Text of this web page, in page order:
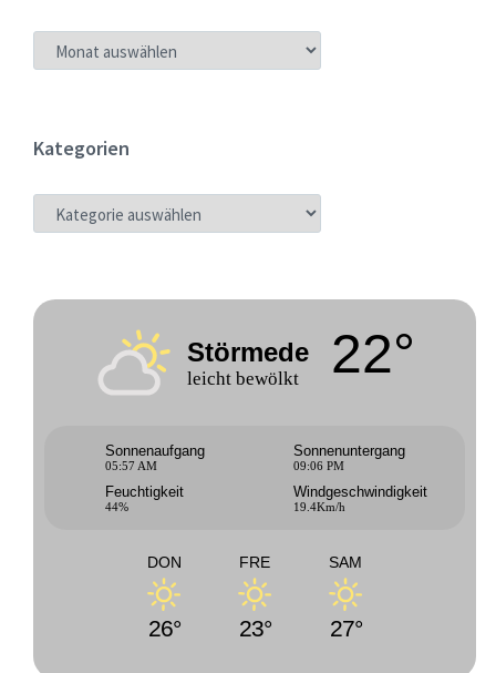
ARCHIV
Kategorien
KATEGORIEN
Störmede
leicht bewölkt 22°
Sonnenaufgang
05:57 AM
Sonnenuntergang
09:06 PM
Feuchtigkeit
44%
Windgeschwindigkeit
19.4Km/h
DON
26°
FRE
23°
SAM
27°